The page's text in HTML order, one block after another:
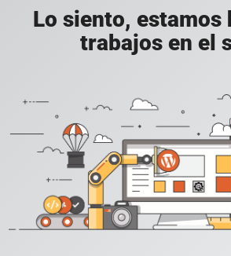
Lo siento, estamos
trabajos en el